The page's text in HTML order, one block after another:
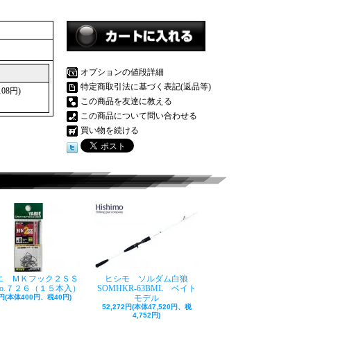
円)
オプションの値段詳細
特定商取引法に基づく表記(返品等)
この商品を友達に教える
この商品について問い合わせる
買い物を続ける
ＭＫフック２ＳＳ
２６（１５本入）
(本体400円、税40円)
ヒシモ ソルダム白狼
SOMHKR-63BML ベイト
モデル
52,272円(本体47,520円、税
4,752円)